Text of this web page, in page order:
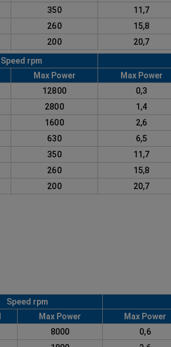
350 11,7
260 15,8
200 20,7
Speed rpm
Max Power Max Power
12800 0,3
2800 1,4
1600 2,6
630 6,5
350 11,7
260 15,8
200 20,7
Speed rpm
Max Power Max Power
8000 0,6